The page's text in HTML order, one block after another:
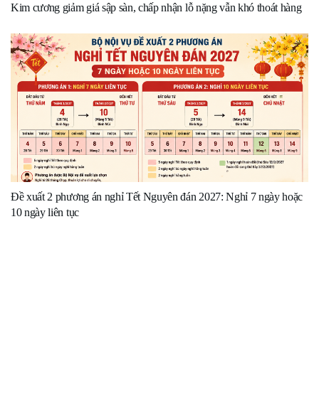
Kim cương giảm giá sập sàn, chấp nhận lỗ nặng vẫn khó thoát hàng
Đề xuất 2 phương án nghỉ Tết Nguyên đán 2027: Nghỉ 7 ngày hoặc
10 ngày liên tục